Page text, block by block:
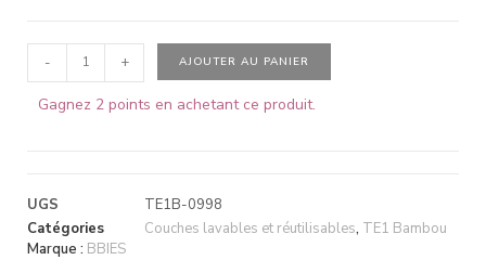
- + AJOUTER AU PANIER
Gagnez 2 points en achetant ce produit.
UGS
TE1B-0998
Catégories
Couches lavables et réutilisables, TE1 Bambou
Marque : BBIES